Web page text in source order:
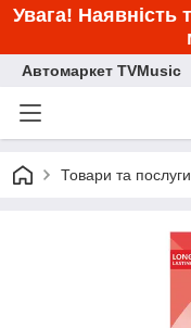
Увага! Наявність
Автомаркет TVMusic
Товари та послуги